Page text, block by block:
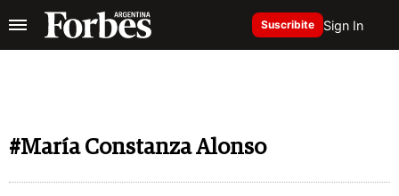
Suscribite Sign In
#María Constanza Alonso